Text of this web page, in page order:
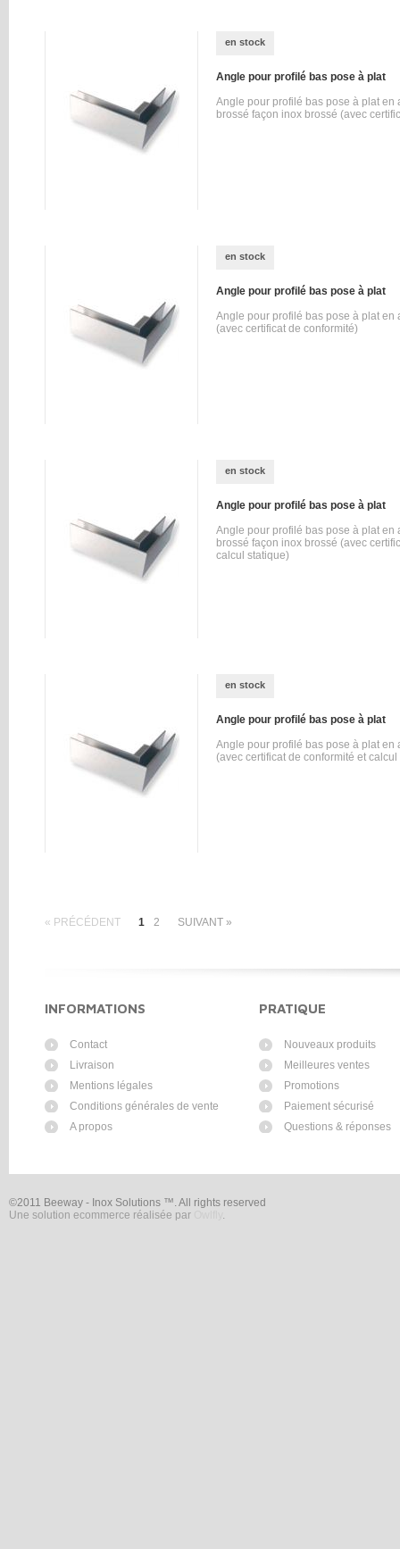
en stock
Angle pour profilé bas pose à plat
Angle pour profilé bas pose à plat en
brossé façon inox brossé (avec
en stock
Angle pour profilé bas pose à plat
Angle pour profilé bas pose à plat en
(avec certificat de conformité)
en stock
Angle pour profilé bas pose à plat
Angle pour profilé bas pose à plat en
brossé façon inox brossé (avec
calcul statique)
en stock
Angle pour profilé bas pose à plat
Angle pour profilé bas pose à plat en
(avec certificat de conformité et
« PRÉCÉDENT 1 2 SUIVANT »
INFORMATIONS
Contact
Livraison
Mentions légales
Conditions générales de vente
A propos
PRATIQUE
Nouveaux produits
Meilleures ventes
Promotions
Paiement sécurisé
Questions & réponses
©2011 Beeway - Inox Solutions ™. All rights reserved
Une solution ecommerce réalisée par
.